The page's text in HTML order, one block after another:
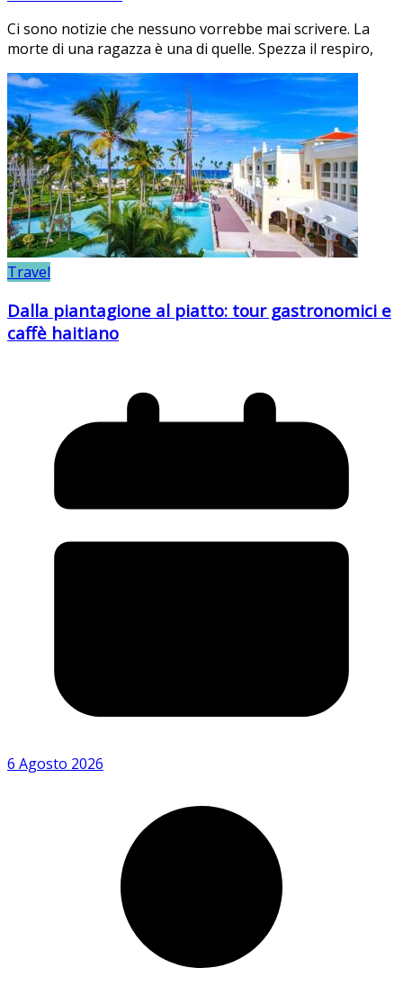
Ci sono notizie che nessuno vorrebbe mai scrivere. La
morte di una ragazza è una di quelle. Spezza il respiro,
Travel
Dalla piantagione al piatto: tour gastronomici e
caffè haitiano
6 Agosto 2026